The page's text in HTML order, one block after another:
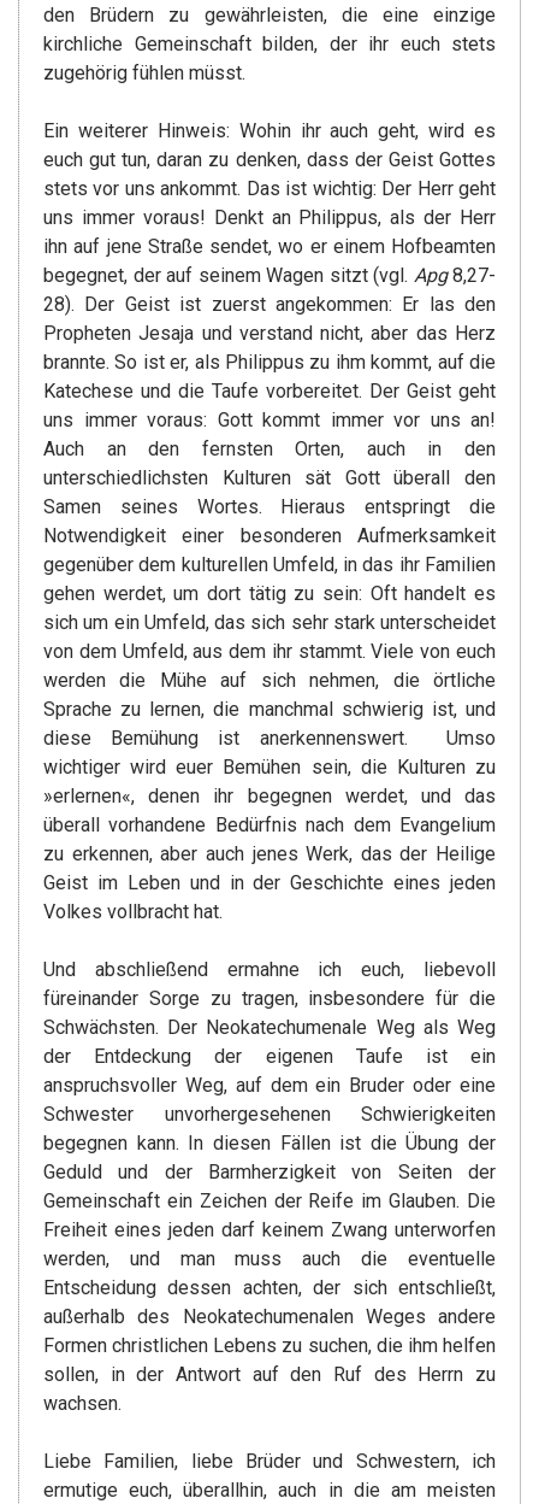
den Brüdern zu gewährleisten, die eine einzige
kirchliche Gemeinschaft bilden, der ihr euch stets
zugehörig fühlen müsst.
Ein weiterer Hinweis: Wohin ihr auch geht, wird es
euch gut tun, daran zu denken, dass der Geist Gottes
stets vor uns ankommt. Das ist wichtig: Der Herr geht
uns immer voraus! Denkt an Philippus, als der Herr
ihn auf jene Straße sendet, wo er einem Hofbeamten
begegnet, der auf seinem Wagen sitzt (vgl. Apg8,27-
28). Der Geist ist zuerst angekommen: Er las den
Propheten Jesaja und verstand nicht, aber das Herz
brannte. So ist er, als Philippus zu ihm kommt, auf die
Katechese und die Taufe vorbereitet. Der Geist geht
uns immer voraus: Gott kommt immer vor uns an!
Auch an den fernsten Orten, auch in den
unterschiedlichsten Kulturen sät Gott überall den
Samen seines Wortes. Hieraus entspringt die
Notwendigkeit einer besonderen Aufmerksamkeit
gegenüber dem kulturellen Umfeld, in das ihr Familien
gehen werdet, um dort tätig zu sein: Oft handelt es
sich um ein Umfeld, das sich sehr stark unterscheidet
von dem Umfeld, aus dem ihr stammt. Viele von euch
werden die Mühe auf sich nehmen, die örtliche
Sprache zu lernen, die manchmal schwierig ist, und
diese Bemühung ist anerkennenswert. Umso
wichtiger wird euer Bemühen sein, die Kulturen zu
»erlernen«, denen ihr begegnen werdet, und das
überall vorhandene Bedürfnis nach dem Evangelium
zu erkennen, aber auch jenes Werk, das der Heilige
Geist im Leben und in der Geschichte eines jeden
Volkes vollbracht hat.
Und abschließend ermahne ich euch, liebevoll
füreinander Sorge zu tragen, insbesondere für die
Schwächsten. Der Neokatechumenale Weg als Weg
der Entdeckung der eigenen Taufe ist ein
anspruchsvoller Weg, auf dem ein Bruder oder eine
Schwester unvorhergesehenen Schwierigkeiten
begegnen kann. In diesen Fällen ist die Übung der
Geduld und der Barmherzigkeit von Seiten der
Gemeinschaft ein Zeichen der Reife im Glauben. Die
Freiheit eines jeden darf keinem Zwang unterworfen
werden, und man muss auch die eventuelle
Entscheidung dessen achten, der sich entschließt,
außerhalb des Neokatechumenalen Weges andere
Formen christlichen Lebens zu suchen, die ihm helfen
sollen, in der Antwort auf den Ruf des Herrn zu
wachsen.
Liebe Familien, liebe Brüder und Schwestern, ich
ermutige euch, überallhin, auch in die am meisten